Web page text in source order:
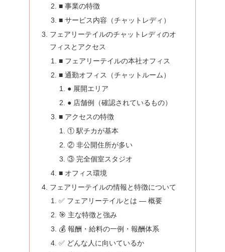
■ 事業の特徴
■ サービス内容（チャットレディ）
フェアリーテイルのチャットレディのオ
フィスとアクセス
■ フェアリーテイルの本社オフィス
■ 通勤オフィス（チャットルーム）
● 展開エリア
● 店舗例（確認されているもの）
■ アクセスの特徴
① 駅チカが基本
② 非公開住所が多い
③ 完全個室スタジオ
■ オフィス環境
フェアリーテイルの情報と特徴について
✅ フェアリーテイルとは — 概要
🎯 主な特徴と強み
💰 報酬・給料の一例・報酬体系
✅ どんな人に向いているか